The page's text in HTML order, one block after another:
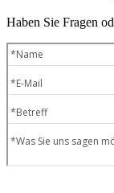
Haben Sie Fragen